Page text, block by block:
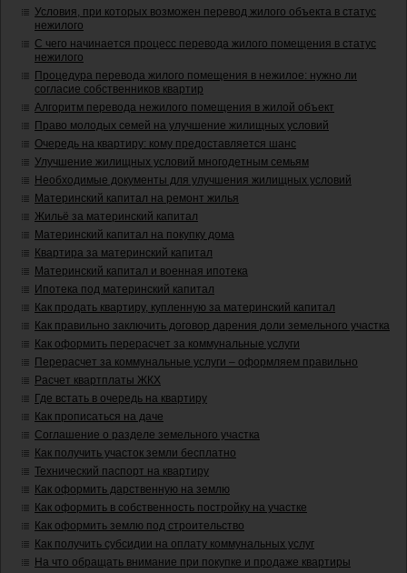
Условия, при которых возможен перевод жилого объекта в статус
нежилого
С чего начинается процесс перевода жилого помещения в статус
нежилого
Процедура перевода жилого помещения в нежилое: нужно ли
согласие собственников квартир
Алгоритм перевода нежилого помещения в жилой объект
Право молодых семей на улучшение жилищных условий
Очередь на квартиру: кому предоставляется шанс
Улучшение жилищных условий многодетным семьям
Необходимые документы для улучшения жилищных условий
Материнский капитал на ремонт жилья
Жильё за материнский капитал
Материнский капитал на покупку дома
Квартира за материнский капитал
Материнский капитал и военная ипотека
Ипотека под материнский капитал
Как продать квартиру, купленную за материнский капитал
Как правильно заключить договор дарения доли земельного участка
Как оформить перерасчет за коммунальные услуги
Перерасчет за коммунальные услуги – оформляем правильно
Расчет квартплаты ЖКХ
Где встать в очередь на квартиру
Как прописаться на даче
Соглашение о разделе земельного участка
Как получить участок земли бесплатно
Технический паспорт на квартиру
Как оформить дарственную на землю
Как оформить в собственность постройку на участке
Как оформить землю под строительство
Как получить субсидии на оплату коммунальных услуг
На что обращать внимание при покупке и продаже квартиры